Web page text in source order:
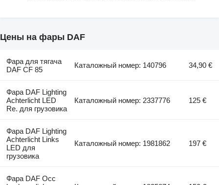
Цены на фары DAF
Фара для тягача
DAF CF 85
Каталожный номер: 140796 34,90 €
Фара DAF Lighting
Achterlicht LED
Re. для грузовика
Каталожный номер: 2337776 125 €
Фара DAF Lighting
Achterlicht Links
LED для
грузовика
Каталожный номер: 1981862 197 €
Фара DAF Occ